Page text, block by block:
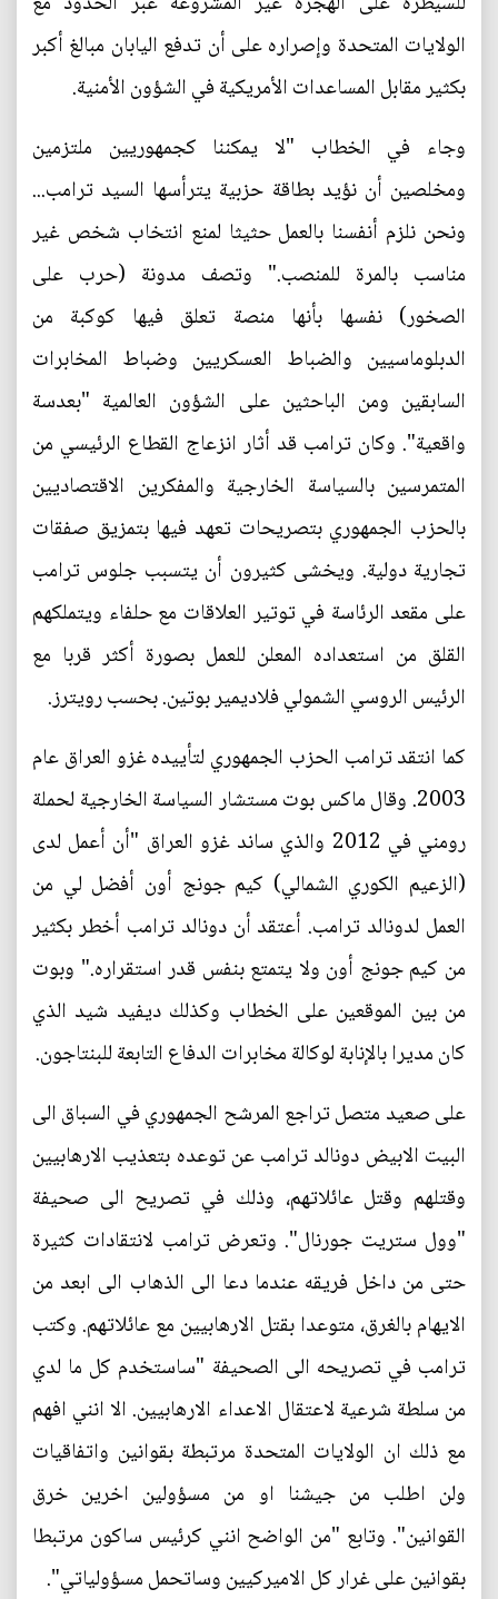
الولايات المتحدة وإصراره على أن تدفع اليابان مبالغ أكبر
بكثير مقابل المساعدات الأمريكية في الشؤون الأمنية.
وجاء في الخطاب "لا يمكننا كجمهوريين ملتزمين
ومخلصين أن نؤيد بطاقة حزبية يترأسها السيد ترامب...
ونحن نلزم أنفسنا بالعمل حثيثا لمنع انتخاب شخص غير
مناسب بالمرة للمنصب." وتصف مدونة (حرب على
الصخور) نفسها بأنها منصة تعلق فيها كوكبة من
الدبلوماسيين والضباط العسكريين وضباط المخابرات
السابقين ومن الباحثين على الشؤون العالمية "بعدسة
واقعية". وكان ترامب قد أثار انزعاج القطاع الرئيسي من
المتمرسين بالسياسة الخارجية والمفكرين الاقتصاديين
بالحزب الجمهوري بتصريحات تعهد فيها بتمزيق صفقات
تجارية دولية. ويخشى كثيرون أن يتسبب جلوس ترامب
على مقعد الرئاسة في توتير العلاقات مع حلفاء ويتملكهم
القلق من استعداده المعلن للعمل بصورة أكثر قربا مع
الرئيس الروسي الشمولي فلاديمير بوتين. بحسب رويترز.
كما انتقد ترامب الحزب الجمهوري لتأييده غزو العراق عام
2003. وقال ماكس بوت مستشار السياسة الخارجية لحملة
رومني في 2012 والذي ساند غزو العراق "أن أعمل لدى
(الزعيم الكوري الشمالي) كيم جونج أون أفضل لي من
العمل لدونالد ترامب. أعتقد أن دونالد ترامب أخطر بكثير
من كيم جونج أون ولا يتمتع بنفس قدر استقراره." وبوت
من بين الموقعين على الخطاب وكذلك ديفيد شيد الذي
كان مديرا بالإنابة لوكالة مخابرات الدفاع التابعة للبنتاجون.
على صعيد متصل تراجع المرشح الجمهوري في السباق الى
البيت الابيض دونالد ترامب عن توعده بتعذيب الارهابيين
وقتلهم وقتل عائلاتهم، وذلك في تصريح الى صحيفة
"وول ستريت جورنال". وتعرض ترامب لانتقادات كثيرة
حتى من داخل فريقه عندما دعا الى الذهاب الى ابعد من
الايهام بالغرق، متوعدا بقتل الارهابيين مع عائلاتهم. وكتب
ترامب في تصريحه الى الصحيفة "ساستخدم كل ما لدي
من سلطة شرعية لاعتقال الاعداء الارهابيين. الا انني افهم
مع ذلك ان الولايات المتحدة مرتبطة بقوانين واتفاقيات
ولن اطلب من جيشنا او من مسؤولين اخرين خرق
القوانين". وتابع "من الواضح انني كرئيس ساكون مرتبطا
بقوانين على غرار كل الاميركيين وساتحمل مسؤولياتي".